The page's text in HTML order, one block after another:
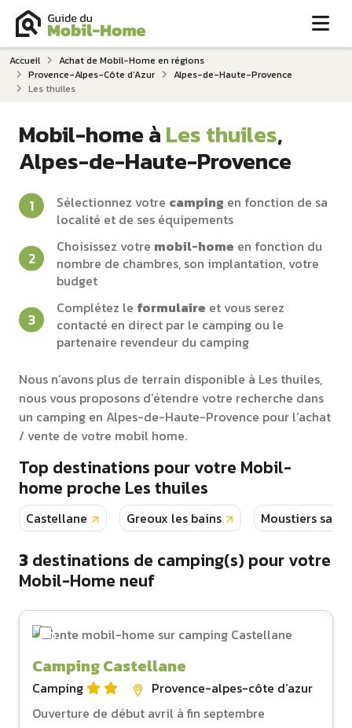
Accueil
Achat de Mobil-Home en régions
Provence-Alpes-Côte d‘Azur
Alpes-de-Haute-Provence
Les thuiles
Mobil-home àLes thuiles,
Alpes-de-Haute-Provence
Sélectionnez votre camping en fonction de sa
localité et de ses équipements
Choisissez votre mobil-home en fonction du
nombre de chambres, son implantation, votre
budget
Complétez le formulaire et vous serez
contacté en direct par le camping ou le
partenaire revendeur du camping
Nous n’avons plus de terrain disponible à Les thuiles,
nous vous proposons d’étendre votre recherche dans
un camping en Alpes-de-Haute-Provence pour l’achat
/ vente de votre mobil home.
Top destinations pour votre Mobil-
home proche Les thuiles
Castellane Greoux les bains Moustiers
3destinations de camping(s) pour votre
Mobil-Home neuf
Camping Castellane
Camping
Provence-alpes-côte d‘azur
Ouverture de début avril à fin septembre